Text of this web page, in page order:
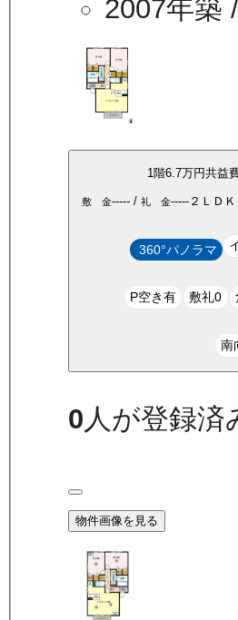
2007年築
1階6.7万円共益
敷 金-----/ 礼 金-----２ＬＤＫ
360°パノラマ
P空き有 敷礼0
南
0人が登録済
物件画像を見る